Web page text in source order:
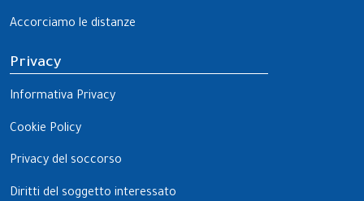
Accorciamo le distanze
Privacy
Informativa Privacy
Cookie Policy
Privacy del soccorso
Diritti del soggetto interessato